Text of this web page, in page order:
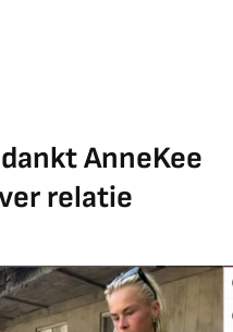
AnneKee
relatie